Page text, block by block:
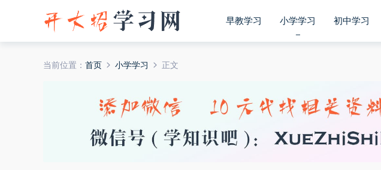
早教学习 小学学习 初中学习
当前位置： 首页 小学学习 正文